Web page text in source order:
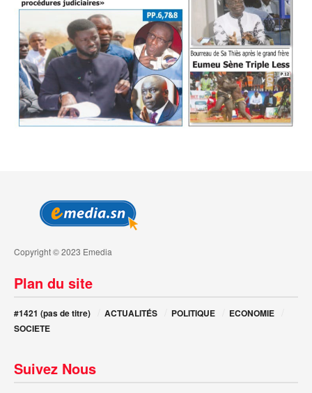
Copyright © 2023 Emedia
Plan du site
#1421 (pas de titre) ACTUALITÉS POLITIQUE
ECONOMIE
SOCIETE
Suivez Nous